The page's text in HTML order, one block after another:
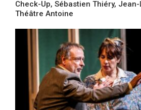
Check-Up, Sébastien Thiéry,
Théâtre Antoine